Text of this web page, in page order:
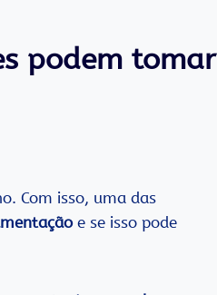
podem tomar
Com isso, uma das
e se isso pode